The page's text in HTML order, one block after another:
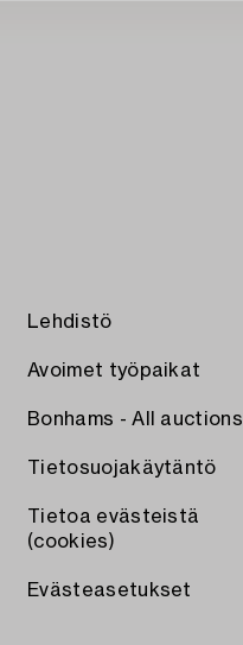
Lehdistö
Avoimet työpaikat
Bonhams - All auctions
Tietosuojakäytäntö
Tietoa evästeistä
(cookies)
Evästeasetukset